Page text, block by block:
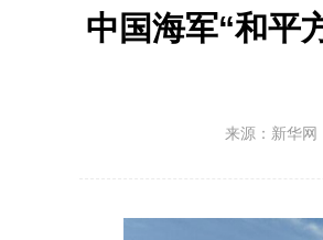
中国海军“和平
来源：新华